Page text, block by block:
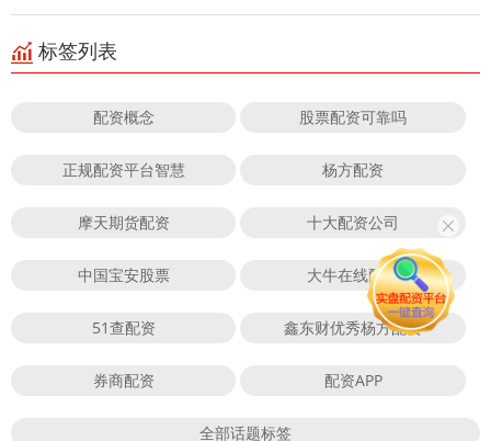
标签列表
配资概念 股票配资可靠吗
正规配资平台智慧 杨方配资
摩天期货配资 十大配资公司
中国宝安股票 大牛在线配资
51查配资 鑫东财优秀杨方配资
券商配资 配资APP
全部话题标签